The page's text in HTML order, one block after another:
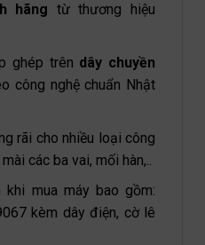
hãng từ thương hiệu
ghép trên dây chuyền
công nghệ chuẩn Nhật
rãi cho nhiều loại công
các ba vai, mối hàn,..
mua máy bao gồm:
kèm dây điện, cờ lê